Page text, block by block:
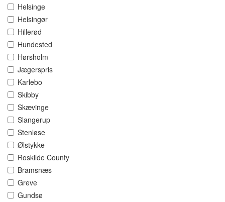
Helsinge
Helsingør
Hillerød
Hundested
Hørsholm
Jægerspris
Karlebo
Skibby
Skævinge
Slangerup
Stenløse
Ølstykke
Roskilde County
Bramsnæs
Greve
Gundsø